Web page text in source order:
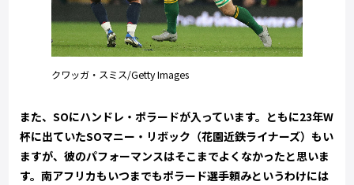
クワッガ・スミス/Getty Images
また、SOにハンドレ・ポラードが入っています。ともに23年W
杯に出ていたSOマニー・リボック（花園近鉄ライナーズ）もい
ますが、彼のパフォーマンスはそこまでよくなかったと思いま
す。南アフリカもいつまでもポラード選手頼みというわけには